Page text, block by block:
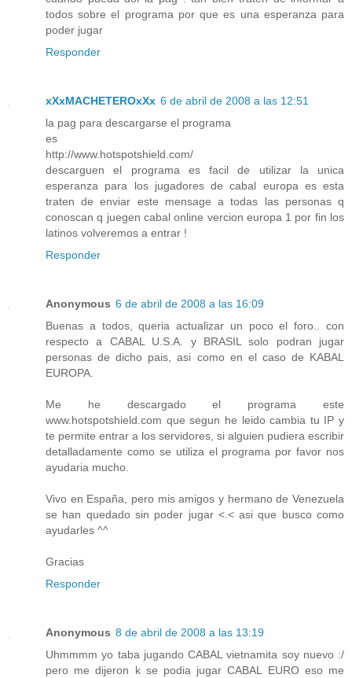
todos sobre el programa por que es una esperanza para
poder jugar
Responder
xXxMACHETEROxXx 6 de abril de 2008 a las 12:51
la pag para descargarse el programa
es
http://www.hotspotshield.com/
descarguen el programa es facil de utilizar la unica
esperanza para los jugadores de cabal europa es esta
traten de enviar este mensage a todas las personas q
conoscan q juegen cabal online vercion europa 1 por fin los
latinos volveremos a entrar !
Responder
Anonymous 6 de abril de 2008 a las 16:09
Buenas a todos, queria actualizar un poco el foro.. con
respecto a CABAL U.S.A. y BRASIL solo podran jugar
personas de dicho pais, asi como en el caso de KABAL
EUROPA.
Me he descargado el programa este
www.hotspotshield.com que segun he leido cambia tu IP y
te permite entrar a los servidores, si alguien pudiera escribir
detalladamente como se utiliza el programa por favor nos
ayudaria mucho.
Vivo en España, pero mis amigos y hermano de Venezuela
se han quedado sin poder jugar <.< asi que busco como
ayudarles ^^
Gracias
Responder
Anonymous 8 de abril de 2008 a las 13:19
Uhmmmm yo taba jugando CABAL vietnamita soy nuevo :/
pero me dijeron k se podia jugar CABAL EURO eso me